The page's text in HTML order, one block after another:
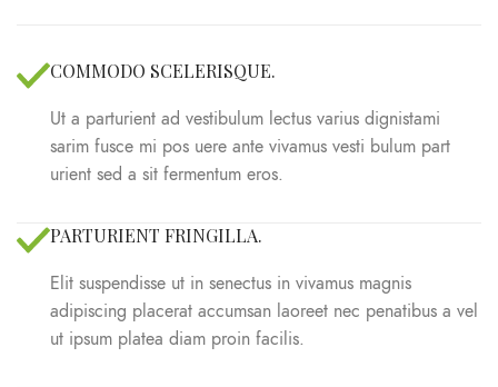
COMMODO SCELERISQUE.
Ut a parturient ad vestibulum lectus varius dignistami
sarim fusce mi pos uere ante vivamus vesti bulum part
urient sed a sit fermentum eros.
PARTURIENT FRINGILLA.
Elit suspendisse ut in senectus in vivamus magnis
adipiscing placerat accumsan laoreet nec penatibus a vel
ut ipsum platea diam proin facilis.